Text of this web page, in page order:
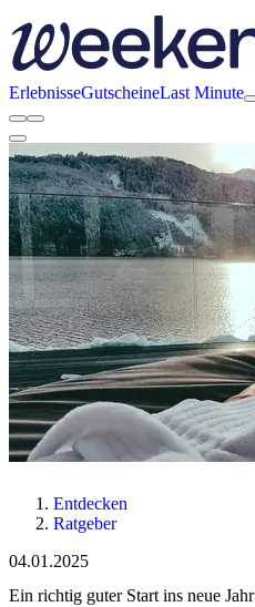
ErlebnisseGutscheineLast Minute
Entdecken
Ratgeber
04.01.2025
Ein richtig guter Start ins neue Jahr